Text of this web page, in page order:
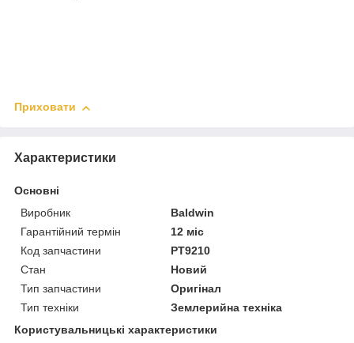
Приховати
Характеристики
Основні
Виробник
Baldwin
Гарантійний термін
12 міс
Код запчастини
PT9210
Стан
Новий
Тип запчастини
Оригінал
Тип техніки
Землерийна техніка
Користувальницькі характеристики